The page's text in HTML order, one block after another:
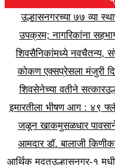
उल्हासनगरच्या ७७ व्या
उपक्रम; नागरिकांना
शिवसैनिकांमध्ये नवचैतन्य,
कोकण एक्सप्रेसला मंजुरी
शिवसेनेच्या वतीने सत्कार
इमारतीला भीषण आग : ४९
जळून खाकमुसळधार
आमदार डॉ. बालाजी
आर्थिक मदतउल्हासनगर-१